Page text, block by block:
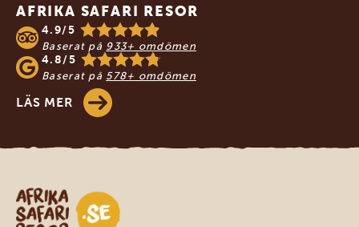
AFRIKA SAFARI RESOR
4.9/5
Baserat på 933+ omdömen
4.8/5
Baserat på 578+ omdömen
LÄS MER
Safari-resor i Afrika